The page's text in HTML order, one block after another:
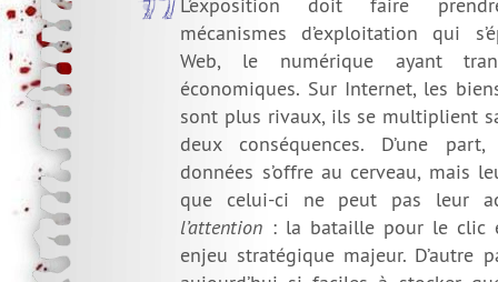
L’exposition doit faire
mécanismes d’exploitation qui
Web, le numérique ayant
économiques. Sur Internet, les
sont plus rivaux, ils se multiplient
deux conséquences. D’une
données s’offre au cerveau, mais
que celui-ci ne peut pas leur
l’attention : la bataille pour le clic
enjeu stratégique majeur. D’autre